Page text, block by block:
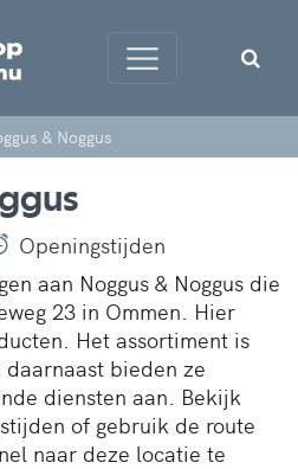
& Noggus
Openingstijden
aan Noggus & Noggus die
23 in Ommen. Hier
Het assortiment is
bieden ze
diensten aan. Bekijk
of gebruik de route
naar deze locatie te